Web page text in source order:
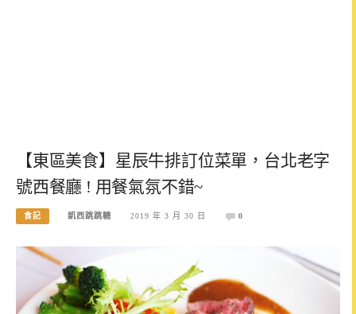
【東區美食】星辰牛排訂位菜單，台北老字
號西餐廳 ! 用餐氣氛不錯~
食記 凱西跳跳糖 2019 年 3 月 30 日 0